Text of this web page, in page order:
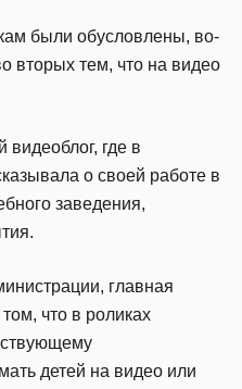
были обусловлены, во-
вторых тем, что на видео
где в
о своей работе в
заведения,
главная
что в роликах
детей на видео или